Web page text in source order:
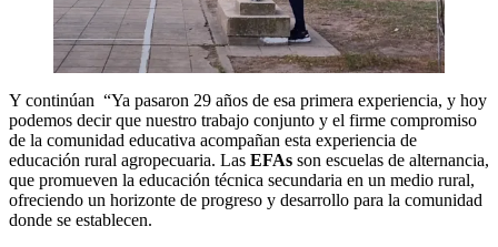
Y continúan “Ya pasaron 29 años de esa primera experiencia, y hoy
podemos decir que nuestro trabajo conjunto y el firme compromiso
de la comunidad educativa acompañan esta experiencia de
educación rural agropecuaria. Las EFAs son escuelas de alternancia,
que promueven la educación técnica secundaria en un medio rural,
ofreciendo un horizonte de progreso y desarrollo para la comunidad
donde se establecen.